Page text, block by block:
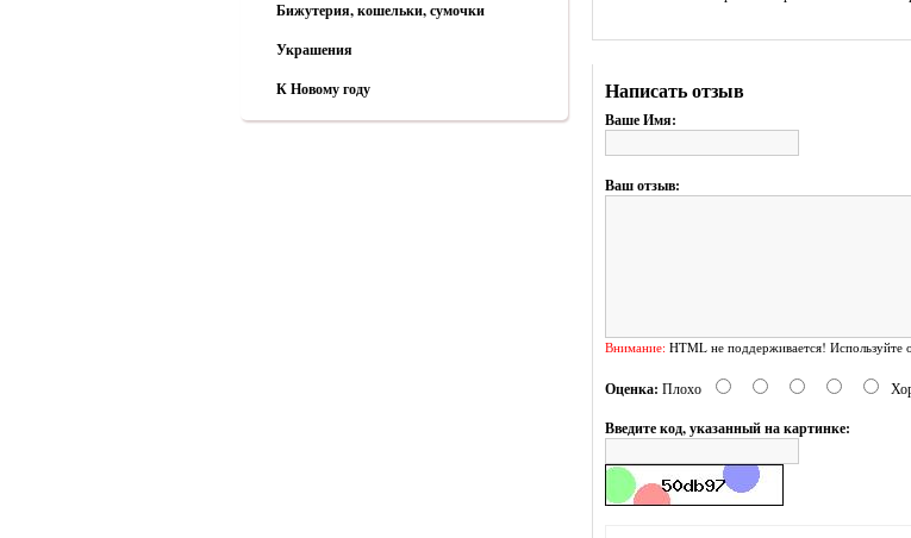
Бижутерия, кошельки, сумочки
Украшения
К Новому году
Написать отзыв
Ваше Имя:
Ваш отзыв:
Внимание: HTML не поддерживается! Используйте
Оценка: Плохо
Введите код, указанный на картинке: